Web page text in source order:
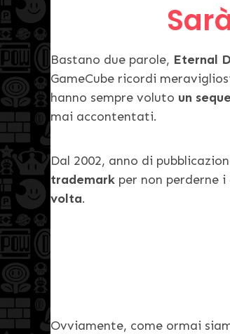
Bastano due parole, Eternal
GameCube ricordi
hanno sempre voluto un
mai accontentati.
Dal 2002, anno di
trademark per non perderne
volta.
Ovviamente, come ormai